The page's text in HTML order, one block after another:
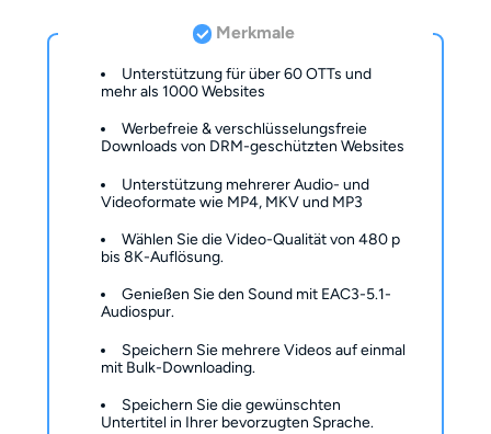
Merkmale
Unterstützung für über 60 OTTs und
mehr als 1000 Websites
Werbefreie & verschlüsselungsfreie
Downloads von DRM-geschützten Websites
Unterstützung mehrerer Audio- und
Videoformate wie MP4, MKV und MP3
Wählen Sie die Video-Qualität von 480 p
bis 8K-Auflösung.
Genießen Sie den Sound mit EAC3-5.1-
Audiospur.
Speichern Sie mehrere Videos auf einmal
mit Bulk-Downloading.
Speichern Sie die gewünschten
Untertitel in Ihrer bevorzugten Sprache.